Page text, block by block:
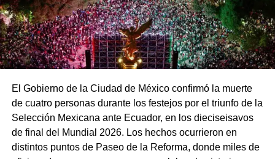
El Gobierno de la Ciudad de México confirmó la muerte
de cuatro personas durante los festejos por el triunfo de la
Selección Mexicana ante Ecuador, en los dieciseisavos
de final del Mundial 2026. Los hechos ocurrieron en
distintos puntos de Paseo de la Reforma, donde miles de